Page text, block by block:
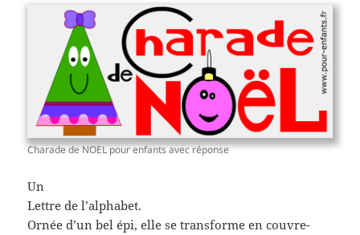
Charade de NOEL pour enfants avec réponse
Un
Lettre de l’alphabet.
Ornée d’un bel épi, elle se transforme en couvre-